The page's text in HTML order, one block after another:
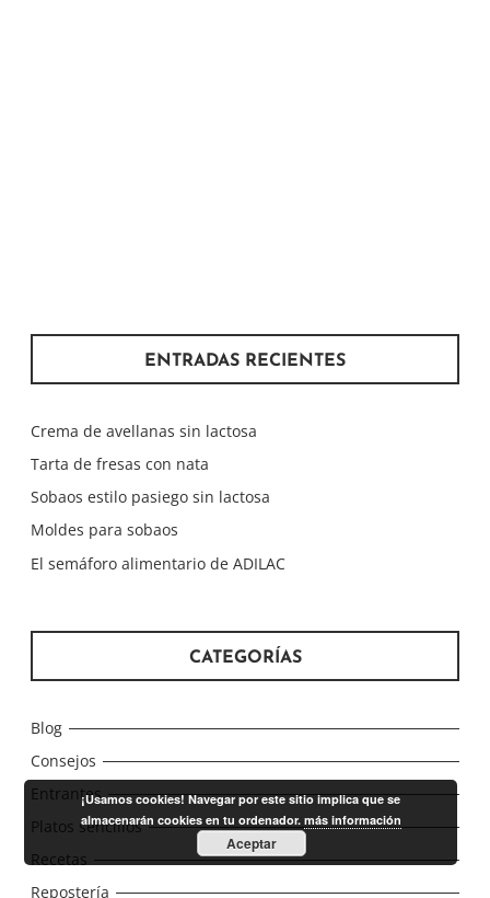
ENTRADAS RECIENTES
Crema de avellanas sin lactosa
Tarta de fresas con nata
Sobaos estilo pasiego sin lactosa
Moldes para sobaos
El semáforo alimentario de ADILAC
CATEGORÍAS
Blog
Consejos
Entrantes
Platos sencillos
Recetas
Repostería
¡Usamos cookies! Navegar por este sitio implica que se
almacenarán cookies en tu ordenador. más información
Aceptar